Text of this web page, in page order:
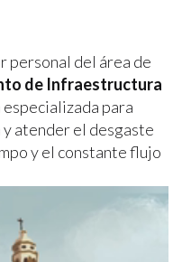
personal del área de
de Infraestructura
para
atender el desgaste
y el constante flujo